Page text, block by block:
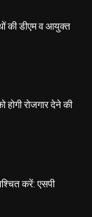
की डीएम व आयुक्त
रोजगार देने की
करें: एसपी